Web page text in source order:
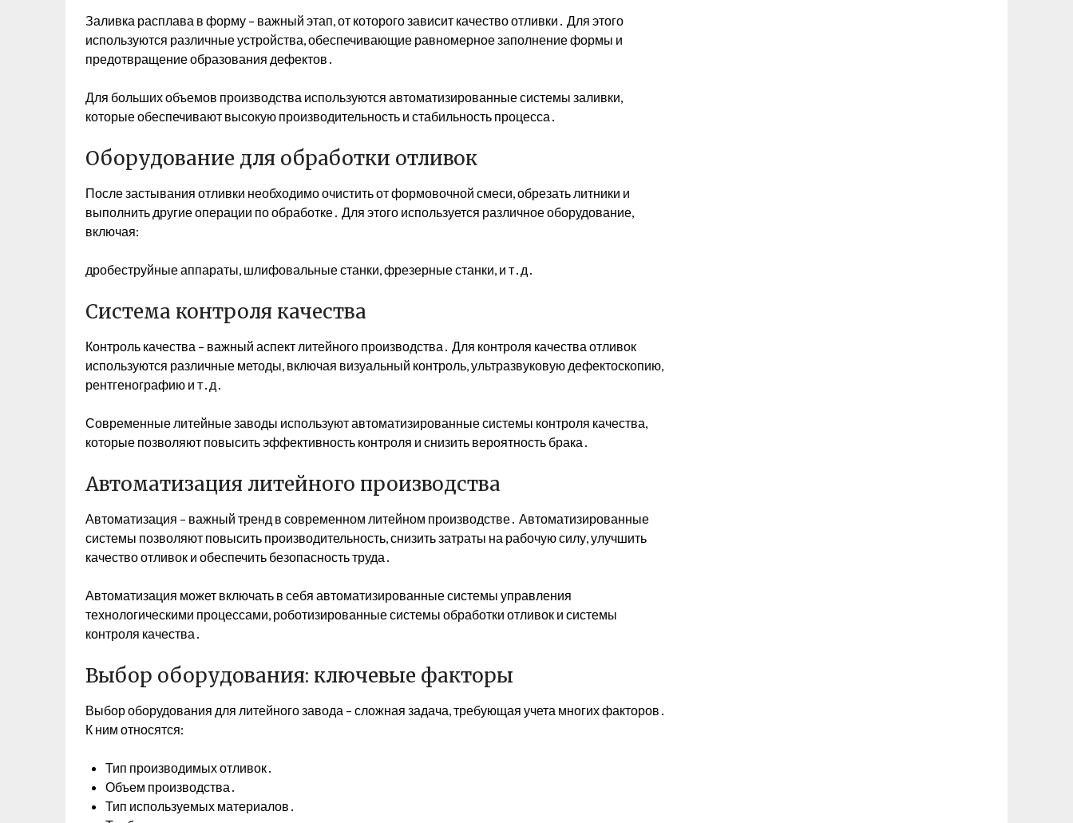
Заливка расплава в форму – важный этап, от которого зависит качество отливки․ Для этого
используются различные устройства, обеспечивающие равномерное заполнение формы и
предотвращение образования дефектов․
Для больших объемов производства используются автоматизированные системы заливки,
которые обеспечивают высокую производительность и стабильность процесса․
Оборудование для обработки отливок
После застывания отливки необходимо очистить от формовочной смеси, обрезать литники и
выполнить другие операции по обработке․ Для этого используется различное оборудование,
включая:
дробеструйные аппараты, шлифовальные станки, фрезерные станки, и т․д․
Система контроля качества
Контроль качества – важный аспект литейного производства․ Для контроля качества отливок
используются различные методы, включая визуальный контроль, ультразвуковую дефектоскопию,
рентгенографию и т․д․
Современные литейные заводы используют автоматизированные системы контроля качества,
которые позволяют повысить эффективность контроля и снизить вероятность брака․
Автоматизация литейного производства
Автоматизация – важный тренд в современном литейном производстве․ Автоматизированные
системы позволяют повысить производительность, снизить затраты на рабочую силу, улучшить
качество отливок и обеспечить безопасность труда․
Автоматизация может включать в себя автоматизированные системы управления
технологическими процессами, роботизированные системы обработки отливок и системы
контроля качества․
Выбор оборудования: ключевые факторы
Выбор оборудования для литейного завода – сложная задача, требующая учета многих факторов․
К ним относятся:
Тип производимых отливок․
Объем производства․
Тип используемых материалов․